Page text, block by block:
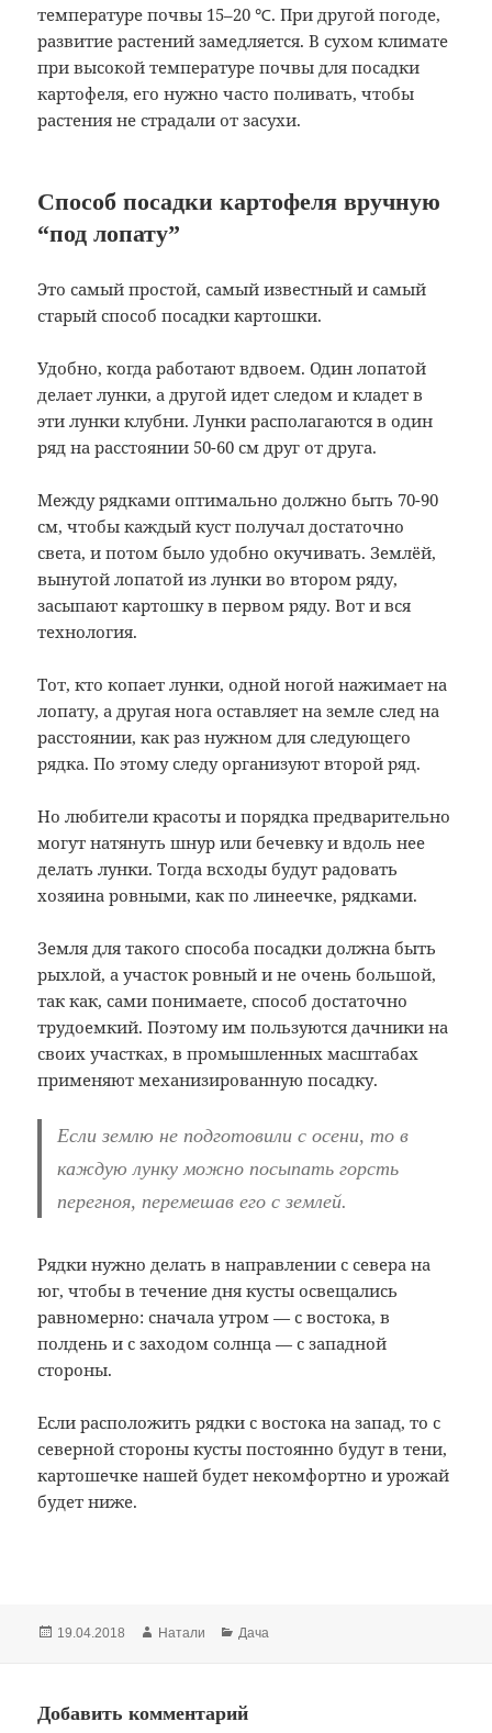
температуре почвы 15–20 ℃. При другой погоде,
развитие растений замедляется. В сухом климате
при высокой температуре почвы для посадки
картофеля, его нужно часто поливать, чтобы
растения не страдали от засухи.
Способ посадки картофеля вручную
“под лопату”
Это самый простой, самый известный и самый
старый способ посадки картошки.
Удобно, когда работают вдвоем. Один лопатой
делает лунки, а другой идет следом и кладет в
эти лунки клубни. Лунки располагаются в один
ряд на расстоянии 50-60 см друг от друга.
Между рядками оптимально должно быть 70-90
см, чтобы каждый куст получал достаточно
света, и потом было удобно окучивать. Землёй,
вынутой лопатой из лунки во втором ряду,
засыпают картошку в первом ряду. Вот и вся
технология.
Тот, кто копает лунки, одной ногой нажимает на
лопату, а другая нога оставляет на земле след на
расстоянии, как раз нужном для следующего
рядка. По этому следу организуют второй ряд.
Но любители красоты и порядка предварительно
могут натянуть шнур или бечевку и вдоль нее
делать лунки. Тогда всходы будут радовать
хозяина ровными, как по линеечке, рядками.
Земля для такого способа посадки должна быть
рыхлой, а участок ровный и не очень большой,
так как, сами понимаете, способ достаточно
трудоемкий. Поэтому им пользуются дачники на
своих участках, в промышленных масштабах
применяют механизированную посадку.
Если землю не подготовили с осени, то в
каждую лунку можно посыпать горсть
перегноя, перемешав его с землей.
Рядки нужно делать в направлении с севера на
юг, чтобы в течение дня кусты освещались
равномерно: сначала утром — с востока, в
полдень и с заходом солнца — с западной
стороны.
Если расположить рядки с востока на запад, то с
северной стороны кусты постоянно будут в тени,
картошечке нашей будет некомфортно и урожай
будет ниже.
Опубликовано
19.04.2018 Автор
Натали Рубрики
Дача
Добавить комментарий